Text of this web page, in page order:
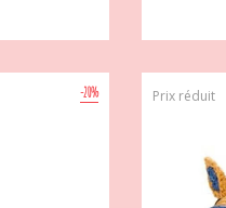
-20% Prix réduit